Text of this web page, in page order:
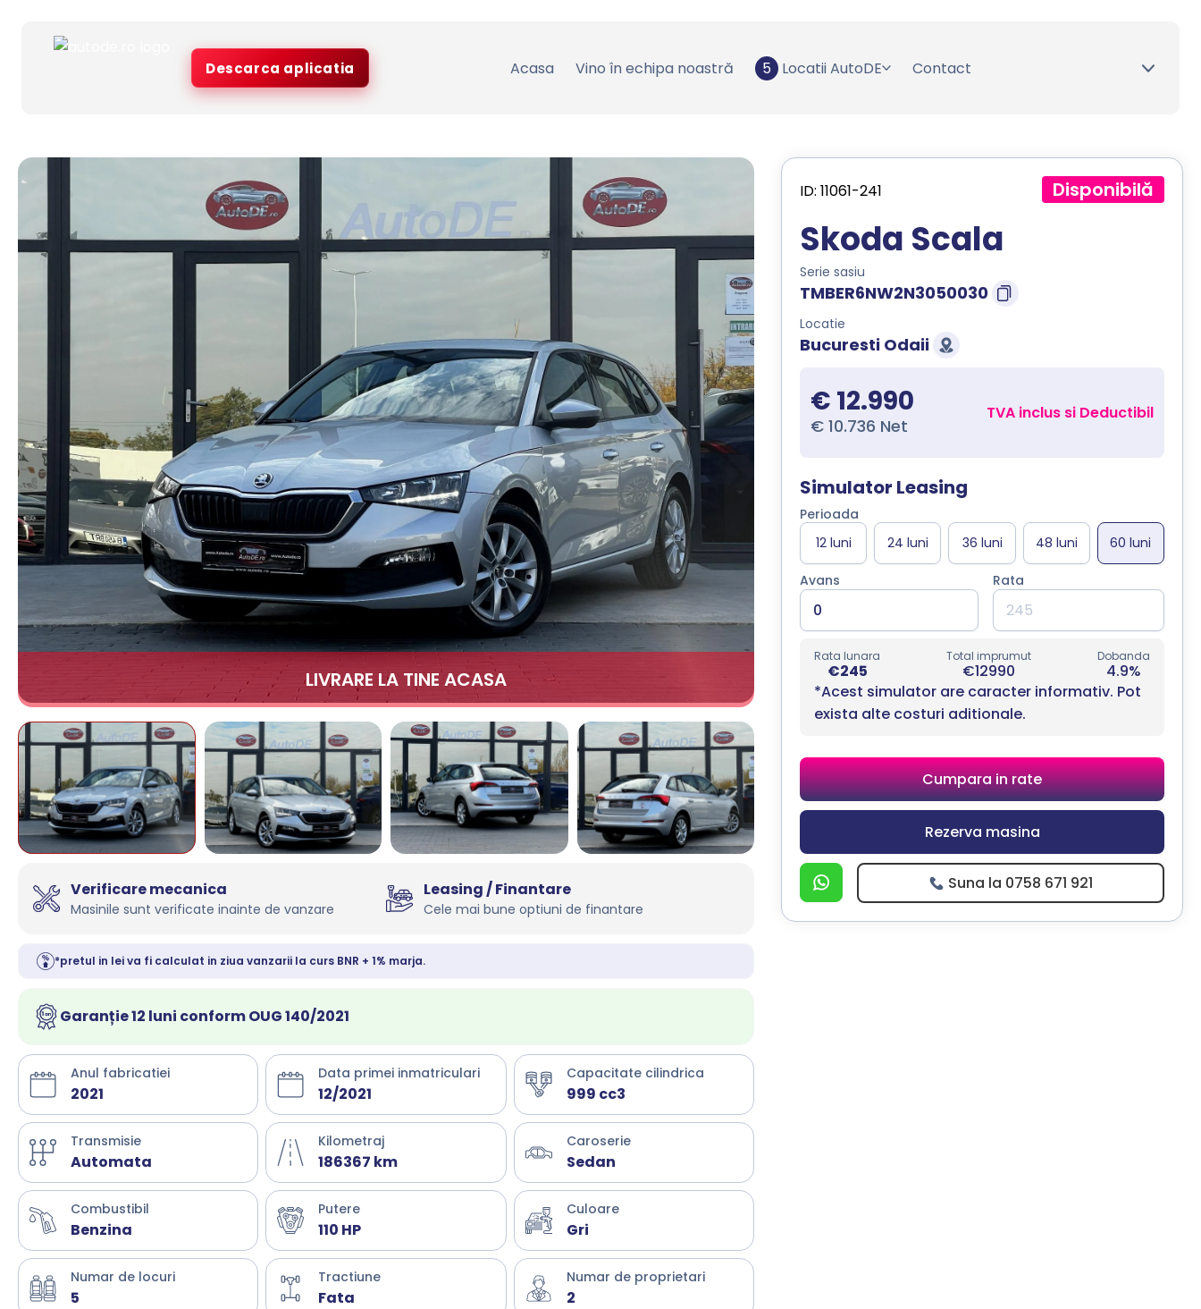
Descarca aplicatia Acasa Vino în echipa noastră 5 Locatii AutoDE Contact
LIVRARE LA TINE ACASA
Verificare mecanica
Masinile sunt verificate inainte de vanzare
Leasing / Finantare
Cele mai bune optiuni de finantare
*pretul in lei va fi calculat in ziua vanzarii la curs BNR + 1% marja.
Garanție 12 luni conform OUG 140/2021
Anul fabricatiei
2021
Data primei inmatriculari
12/2021
Capacitate cilindrica
999 cc3
Transmisie
Automata
Kilometraj
186367 km
Caroserie
Sedan
Combustibil
Benzina
Putere
110 HP
Culoare
Gri
Numar de locuri
5
Tractiune
Fata
Numar de proprietari
2
ID: 11061-241 Disponibilă
Skoda Scala
Serie sasiu
TMBER6NW2N3050030
Locatie
Bucuresti Odaii
€ 12.990
€ 10.736 Net
TVA inclus si Deductibil
Simulator Leasing
Perioada
Avans Rata
Rata lunara
€245
Total imprumut
€12990
Dobanda
4.9%
*Acest simulator are caracter informativ. Pot
exista alte costuri aditionale.
Cumpara in rate
Rezerva masina
Suna la 0758 671 921